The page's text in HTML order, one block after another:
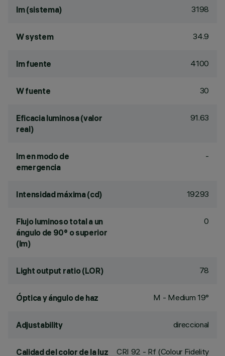
lm (sistema) 3198
W system 34.9
lm fuente 4100
W fuente 30
Eficacia luminosa (valor
real)
91.63
lm en modo de
emergencia
-
Intensidad máxima (cd) 19293
Flujo luminoso total a un
ángulo de 90° o superior
(lm)
0
Light output ratio (LOR) 78
Óptica y ángulo de haz M - Medium 19°
Adjustability direccional
Calidad del color de la luz CRI 92 - Rf (Colour Fidelity